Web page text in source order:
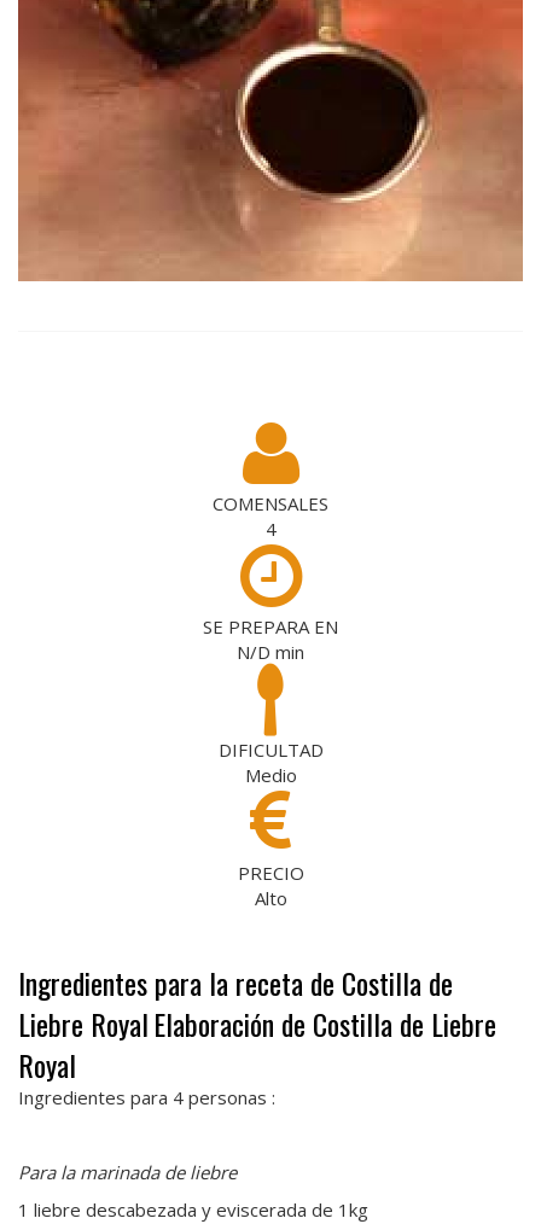
COMENSALES
4
SE PREPARA EN
N/D min
DIFICULTAD
Medio
PRECIO
Alto
Ingredientes para la receta de Costilla de
Liebre RoyalElaboración de Costilla de Liebre
Royal
Ingredientes para 4 personas :
Para la marinada de liebre
1 liebre descabezada y eviscerada de 1kg